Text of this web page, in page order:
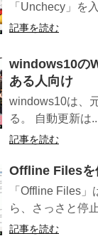
「Unchecy」を
記事を読む
windows10の
ある人向け
windows10は、
る。 自動更新は
記事を読む
Offline Filesを
「Offline Files
ら、さっさと停
記事を読む